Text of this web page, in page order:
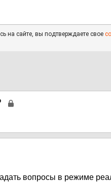
на сайте, вы подтверждаете свое
вопросы в режиме